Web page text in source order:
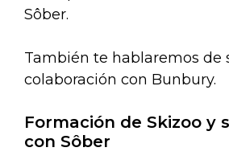
Sôber.
También te hablaremos de
colaboración con Bunbury.
Formación de Skizoo y
con Sôber